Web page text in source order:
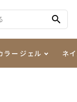
search
ラージェル ネ